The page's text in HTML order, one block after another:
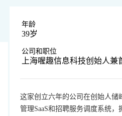
年龄
39岁
公司和职位
上海喔趣信息科技创始人兼
这家创立六年的公司在创始人储
管理SaaS和招聘服务调度系统，